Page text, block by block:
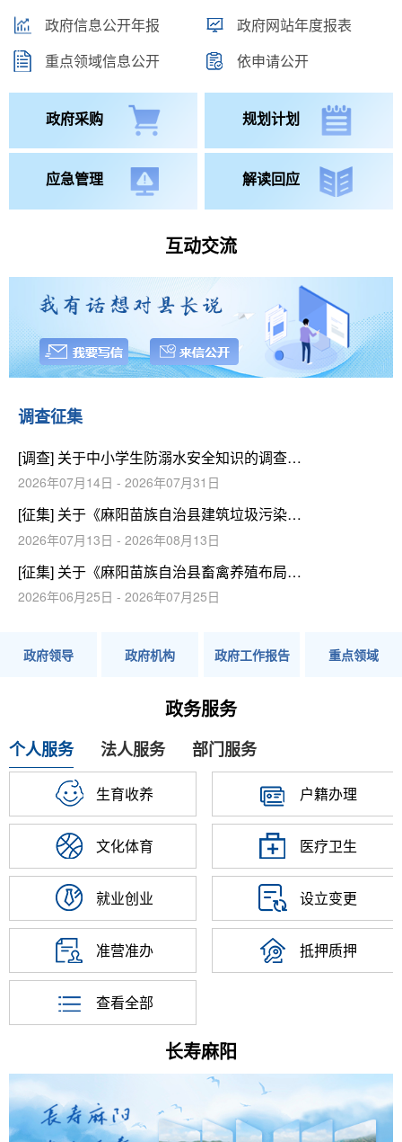
政府信息公开年报
政府网站年度报表
重点领域信息公开
依申请公开
政府采购 规划计划
应急管理 解读回应
互动交流
调查征集
[调查] 关于中小学生防溺水安全知识的调查问卷
2026年07月14日 - 2026年07月31日
[征集] 关于《麻阳苗族自治县建筑垃圾污染环境防治工作规划（2025-2035年）（征求意见稿）》公开征求意见的通知
2026年07月13日 - 2026年08月13日
[征集] 关于《麻阳苗族自治县畜禽养殖布局规划（2026-2030）（征求意见稿）》公开征求 意见的通知
2026年06月25日 - 2026年07月25日
政府领导 政府机构 政府工作报告 重点领域
政务服务
个人服务 法人服务 部门服务
生育收养 户籍办理
文化体育 医疗卫生
就业创业 设立变更
准营准办 抵押质押
查看全部
长寿麻阳